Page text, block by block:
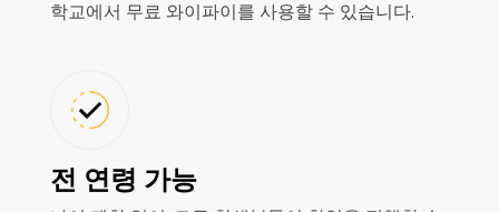
학교에서 무료 와이파이를 사용할 수 있습니다.
전 연령 가능